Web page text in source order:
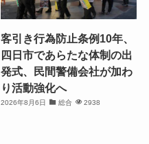
客引き行為防止条例10年、
四日市であらたな体制の出
発式、民間警備会社が加わ
り活動強化へ
2026年8月6日 総合 2938